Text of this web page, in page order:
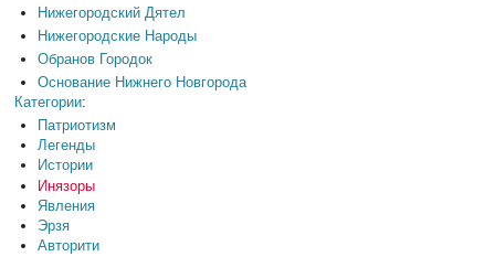
Нижегородский Дятел
Нижегородские Народы
Обранов Городок
Основание Нижнего Новгорода
Категории:
Патриотизм
Легенды
Истории
Инязоры
Явления
Эрзя
Авторити